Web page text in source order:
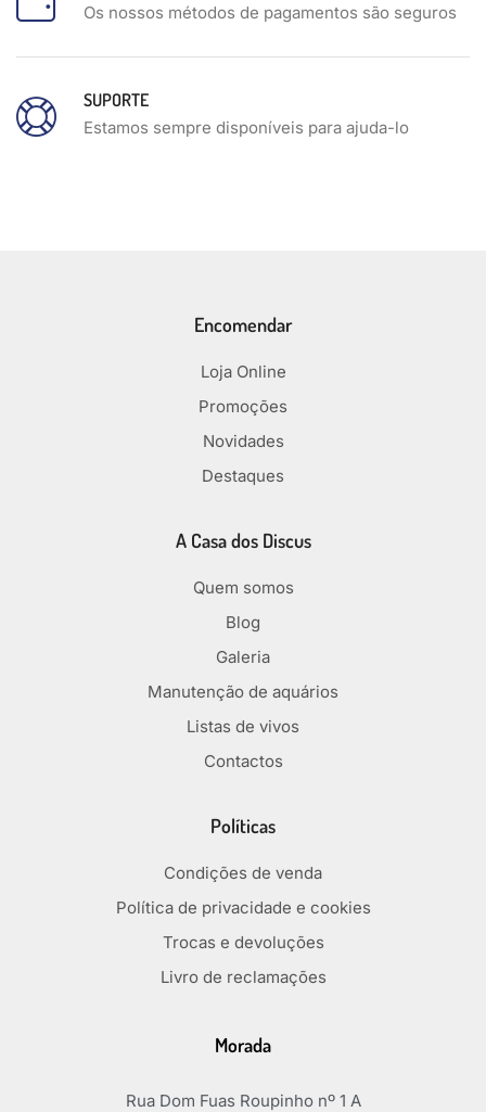
Os nossos métodos de pagamentos são seguros
SUPORTE
Estamos sempre disponíveis para ajuda-lo
Encomendar
Loja Online
Promoções
Novidades
Destaques
A Casa dos Discus
Quem somos
Blog
Galeria
Manutenção de aquários
Listas de vivos
Contactos
Políticas
Condições de venda
Política de privacidade e cookies
Trocas e devoluções
Livro de reclamações
Morada
Rua Dom Fuas Roupinho nº 1 A